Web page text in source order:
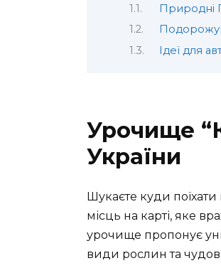
Природні
Ідеї для
Урочище
України
Шукаєте куди
місць на карті, яке
урочище пропонує
види рослин та